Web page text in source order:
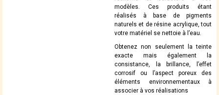
modèles. Ces produits étant
réalisés à base de pigments
naturels et de résine acrylique, tout
votre matériel se nettoie à l’eau.
Obtenez non seulement la teinte
exacte mais également la
consistance, la brillance, l’effet
corrosif ou l’aspect poreux des
éléments environnementaux à
associer à vos réalisations